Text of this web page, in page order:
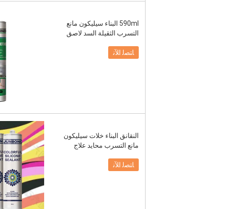
590ml البناء سيليكون مانع
التسرب الثقيلة السد لاصق
ﺎﺘﺼﻟ ﺍﻶﻧ
النقانق البناء خلات سيليكون
مانع التسرب محايد علاج
ﺎﺘﺼﻟ ﺍﻶﻧ